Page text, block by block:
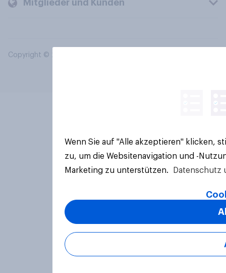
Mitglieder und Kunden
Copyright © 2026 YouGov PLC. Alle Rechte vorbehalten.
Wenn Sie auf "Alle akzeptieren" klicken,
zu, um die Websitenavigation und -
Marketing zu unterstützen.
Datenschutz